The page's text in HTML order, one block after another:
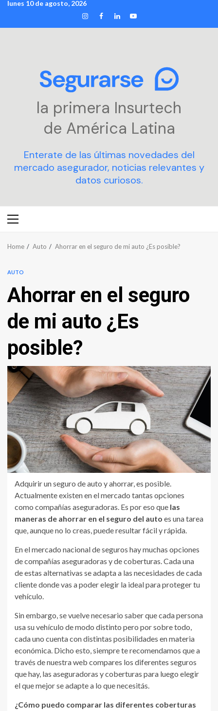
Skip
content
lunes 10 de agosto, 2026
INSTAGRAM
FACEBOOK
LINKEDIN
YOUTUBE
la primera Insurtech
de América Latina
Enterate de las últimas novedades del
mercado asegurador, noticias relevantes y
datos curiosos.
Primary
Home Auto Ahorrar en el seguro de mi auto ¿Es posible?
AUTO
Ahorrar en el seguro
de mi auto ¿Es
posible?
Adquirir un seguro de auto y ahorrar, es posible.
Actualmente existen en el mercado tantas opciones
como compañías aseguradoras. Es por eso que las
maneras de ahorrar en el seguro del auto es una tarea
que, aunque no lo creas, puede resultar fácil y rápida.
En el mercado nacional de seguros hay muchas opciones
de compañías aseguradoras y de coberturas. Cada una
de estas alternativas se adapta a las necesidades de cada
cliente donde vas a poder elegir la ideal para proteger tu
vehículo.
Sin embargo, se vuelve necesario saber que cada persona
usa su vehículo de modo distinto pero por sobre todo,
cada uno cuenta con distintas posibilidades en materia
económica. Dicho esto, siempre te recomendamos que a
través de nuestra web compares los diferentes seguros
que hay, las aseguradoras y coberturas para luego elegir
el que mejor se adapte a lo que necesitás.
¿Cómo puedo comparar las diferentes coberturas